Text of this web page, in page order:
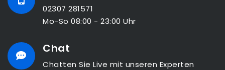
02307 281571
Mo-So 08:00 - 23:00 Uhr
Chat
Chatten Sie Live mit unseren Experten